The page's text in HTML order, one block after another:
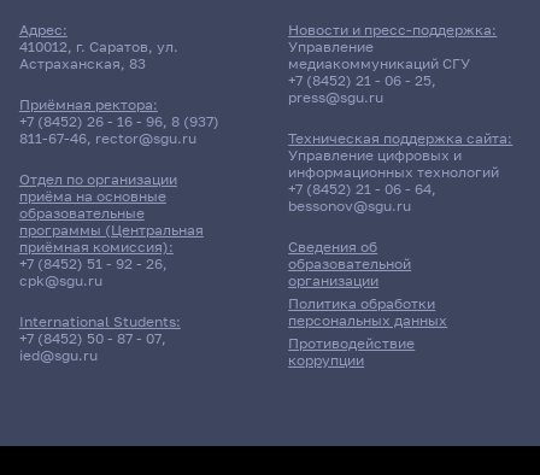
Адрес:
410012, г. Саратов, ул.
Астраханская, 83
Приёмная ректора:
+7 (8452) 26 - 16 - 96, 8 (937)
811-67-46, rector@sgu.ru
Отдел по организации
приёма на основные
образовательные
программы (Центральная
приёмная комиссия):
+7 (8452) 51 - 92 - 26,
cpk@sgu.ru
International Students:
+7 (8452) 50 - 87 - 07,
ied@sgu.ru
Сведения об
образовательной
организации
Политика обработки
персональных данных
Противодействие
коррупции
Новости и пресс-поддержка:
Управление
медиакоммуникаций СГУ
+7 (8452) 21 - 06 - 25,
press@sgu.ru
Техническая поддержка сайта:
Управление цифровых и
информационных технологий
+7 (8452) 21 - 06 - 64,
bessonov@sgu.ru